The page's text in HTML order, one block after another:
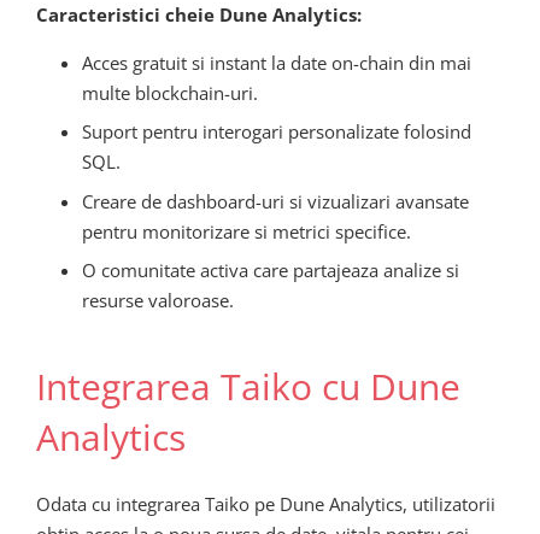
Caracteristici cheie Dune Analytics:
Acces gratuit si instant la date on-chain din mai
multe blockchain-uri.
Suport pentru interogari personalizate folosind
SQL.
Creare de dashboard-uri si vizualizari avansate
pentru monitorizare si metrici specifice.
O comunitate activa care partajeaza analize si
resurse valoroase.
Integrarea Taiko cu Dune
Analytics
Odata cu integrarea Taiko pe Dune Analytics, utilizatorii